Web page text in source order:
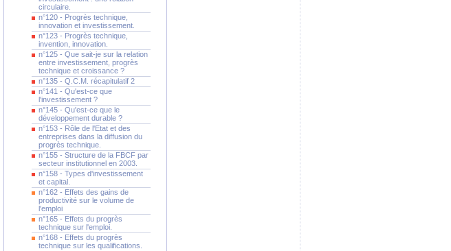
circulaire.
n°120 - Progrès technique,
innovation et investissement.
n°123 - Progrès technique,
invention, innovation.
n°125 - Que sait-je sur la relation
entre investissement, progrès
technique et croissance ?
n°135 - Q.C.M. récapitulatif 2
n°141 - Qu'est-ce que
l'investissement ?
n°145 - Qu'est-ce que le
développement durable ?
n°153 - Rôle de l'Etat et des
entreprises dans la diffusion du
progrès technique.
n°155 - Structure de la FBCF par
secteur institutionnel en 2003.
n°158 - Types d'investissement
et capital.
n°162 - Effets des gains de
productivité sur le volume de
l'emploi
n°165 - Effets du progrès
technique sur l'emploi.
n°168 - Effets du progrès
technique sur les qualifications.